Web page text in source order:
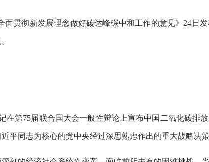
面贯彻新发展理念做好碳达峰碳中和工作的意见》24日
在第75届联合国大会一般性辩论上宣布中国二氧化碳排
平同志为核心的党中央经过深思熟虑作出的重大战略决